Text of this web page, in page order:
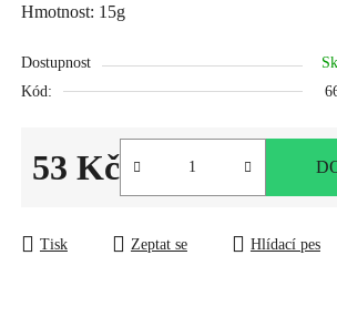
Hmotnost: 15g
Dostupnost
Kód:
53 Kč
Tisk Zeptat se Hlídací pes